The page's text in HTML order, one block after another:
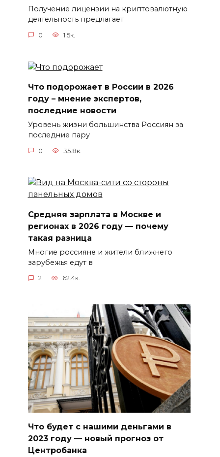
Получение лицензии на криптовалютную
деятельность предлагает
0 1.5к.
Что подорожает в России в 2026
году – мнение экспертов,
последние новости
Уровень жизни большинства Россиян за
последние пару
0 35.8к.
Средняя зарплата в Москве и
регионах в 2026 году — почему
такая разница
Многие россияне и жители ближнего
зарубежья едут в
2 62.4к.
Что будет с нашими деньгами в
2023 году — новый прогноз от
Центробанка